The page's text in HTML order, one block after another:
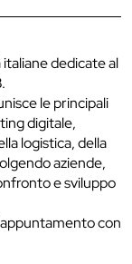
dedicate al
le principali
digitale,
logistica, della
aziende,
e sviluppo
con